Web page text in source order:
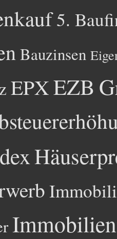
5.
Bauzinsen
EPXEZB